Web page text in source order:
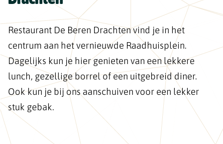
Restaurant De Beren Drachten vind je in het
centrum aan het vernieuwde Raadhuisplein.
Dagelijks kun je hier genieten van een lekkere
lunch, gezellige borrel of een uitgebreid diner.
Ook kun je bij ons aanschuiven voor een lekker
stuk gebak.